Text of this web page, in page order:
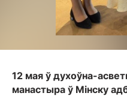
12 мая ў духоўна-
манастыра ў Мінску